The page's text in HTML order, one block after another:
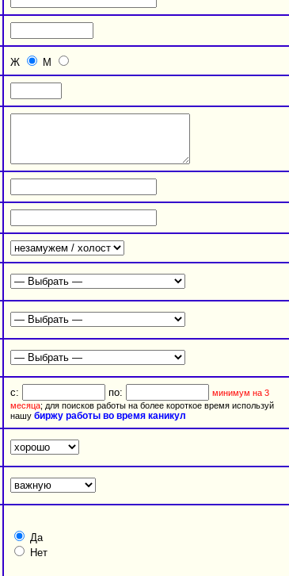
Ж М
с: по:
минимум на 3
месяца; для поисков работы на более короткое время используй
нашу биржу работы во время каникул
Да
Нет